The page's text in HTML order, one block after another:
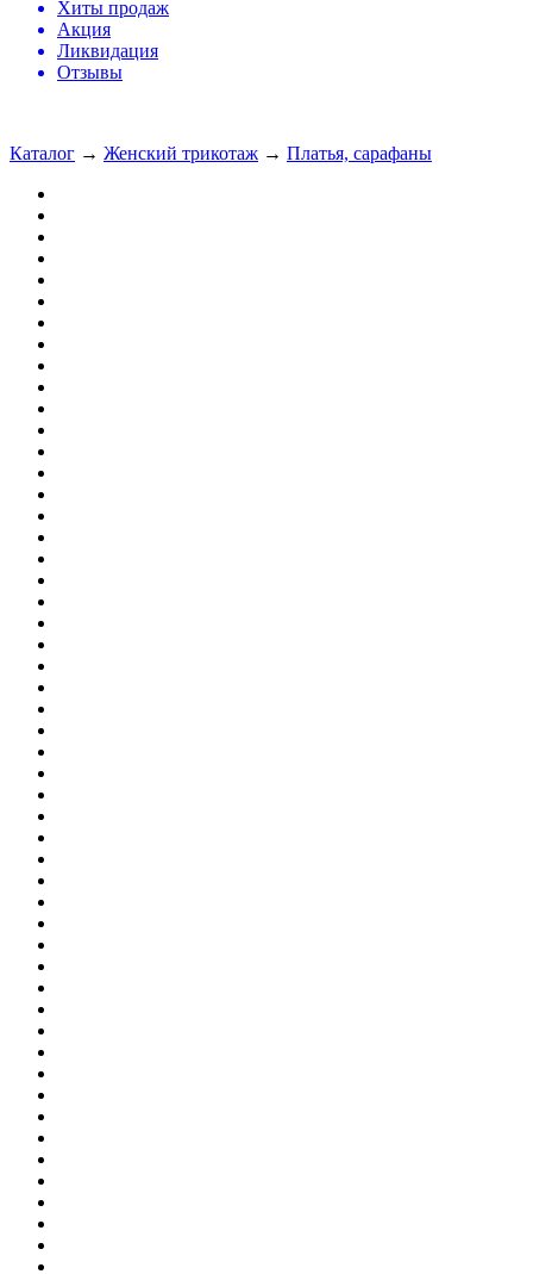
Хиты продаж
Акция
Ликвидация
Отзывы
Каталог → Женский трикотаж → Платья, сарафаны